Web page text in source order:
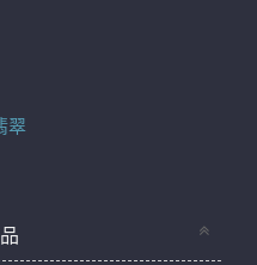
翠